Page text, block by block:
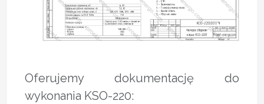
Oferujemy dokumentację do
wykonania KSO-220: